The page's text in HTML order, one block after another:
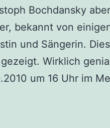
Bochdansky
bekannt von
und Sängerin.
Wirklich
um 16 Uhr im